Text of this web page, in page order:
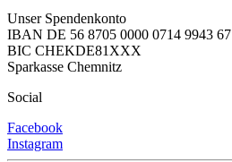
Unser Spendenkonto
IBAN DE 56 8705 0000 0714 9943 67
BIC CHEKDE81XXX
Sparkasse Chemnitz
Social
Facebook
Instagram